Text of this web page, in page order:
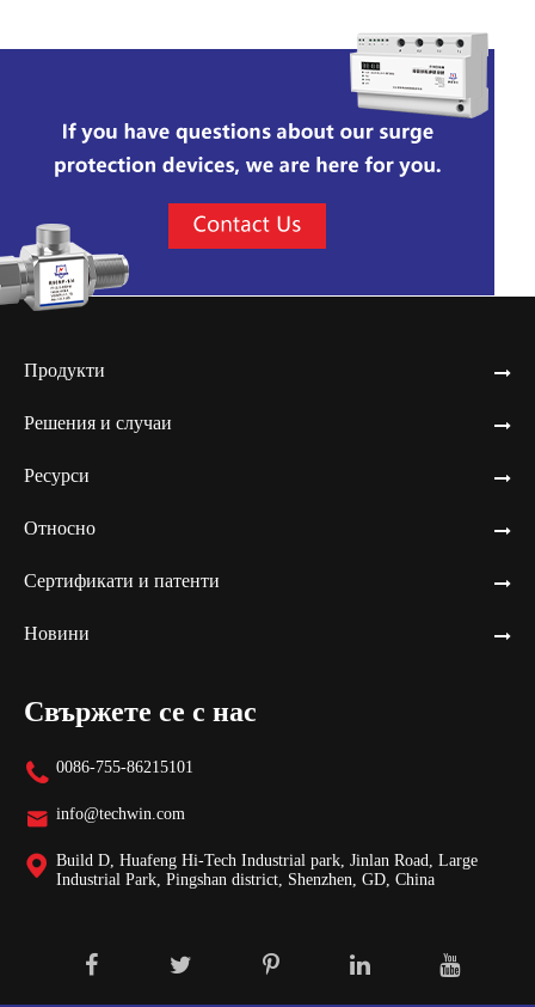
Продукти
Решения и случаи
Ресурси
Относно
Сертификати и патенти
Новини
Свържете се с нас
 0086-755-86215101
 info@techwin.com
 Build D, Huafeng Hi-Tech Industrial park, Jinlan Road, Large
Industrial Park, Pingshan district, Shenzhen, GD, China